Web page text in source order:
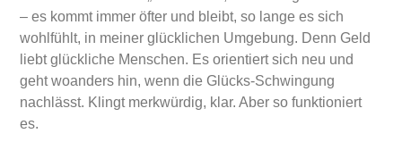
– es kommt immer öfter und bleibt, so lange es sich
wohlfühlt, in meiner glücklichen Umgebung. Denn Geld
liebt glückliche Menschen. Es orientiert sich neu und
geht woanders hin, wenn die Glücks-Schwingung
nachlässt. Klingt merkwürdig, klar. Aber so funktioniert
es.